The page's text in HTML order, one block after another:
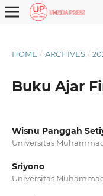
HOME / ARCHIVES /
Buku Ajar
Wisnu Panggah
Universitas
Sriyono
Universitas